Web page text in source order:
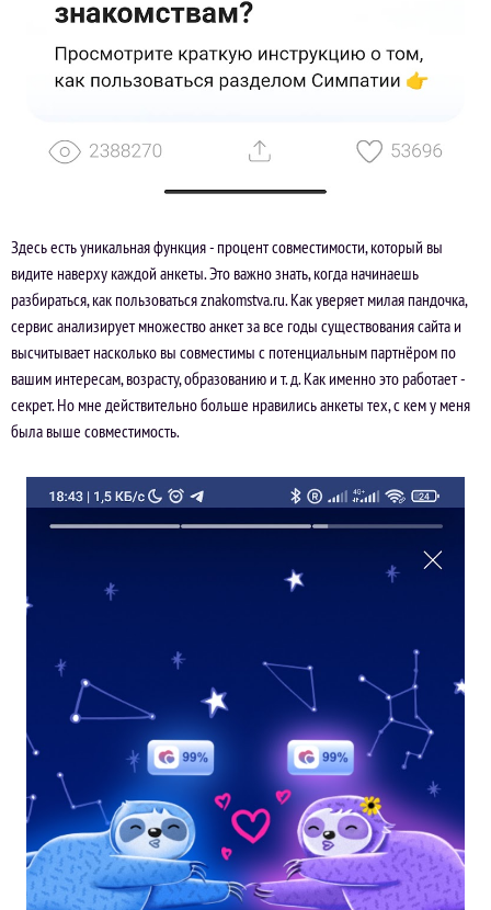
Здесь есть уникальная функция - процент совместимости, который вы
видите наверху каждой анкеты. Это важно знать, когда начинаешь
разбираться, как пользоваться znakomstva.ru. Как уверяет милая пандочка,
сервис анализирует множество анкет за все годы существования сайта и
высчитывает насколько вы совместимы с потенциальным партнёром по
вашим интересам, возрасту, образованию и т. д. Как именно это работает -
секрет. Но мне действительно больше нравились анкеты тех, с кем у меня
была выше совместимость.